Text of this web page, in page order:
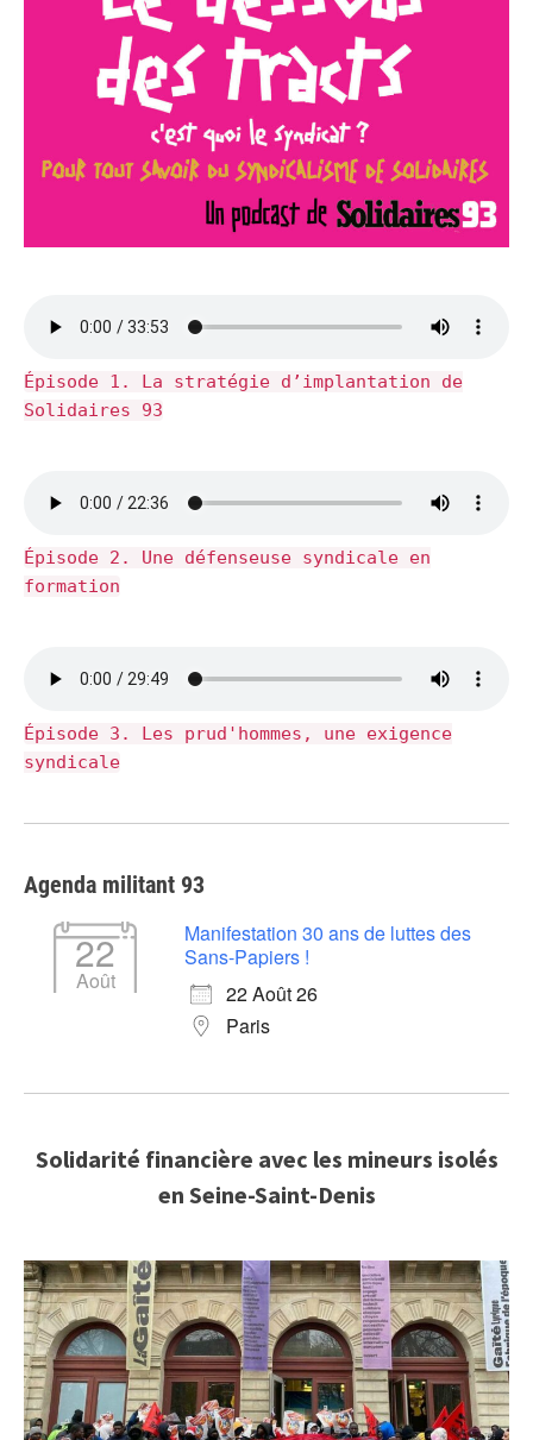
Épisode 1. La stratégie d’implantation de
Solidaires 93
Épisode 2. Une défenseuse syndicale en
formation
Épisode 3. Les prud'hommes, une exigence
syndicale
Agenda militant 93
22
Août
Manifestation 30 ans de luttes des
Sans-Papiers !
22 Août 26
Paris
Solidarité financière avec les mineurs isolés
en Seine-Saint-Denis